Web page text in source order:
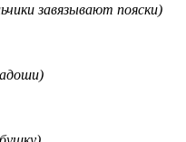
завязывают пояски)